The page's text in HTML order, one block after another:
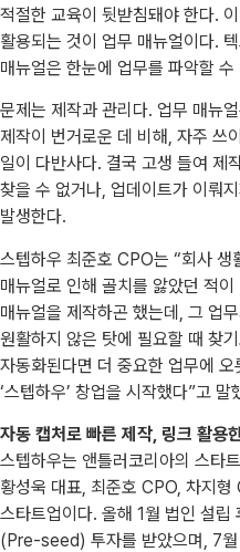
적절한 교육이 뒷받침돼야 한다.
활용되는 것이 업무 매뉴얼이다.
매뉴얼은 한눈에 업무를 파악할 수
문제는 제작과 관리다. 업무 매뉴
제작이 번거로운 데 비해, 자주 쓰
일이 다반사다. 결국 고생 들여 제
찾을 수 없거나, 업데이트가 이뤄
발생한다.
스텝하우 최준호 CPO는 “회사 생
매뉴얼로 인해 골치를 앓았던 적
매뉴얼을 제작하곤 했는데, 그 업
원활하지 않은 탓에 필요할 때 찾
자동화된다면 더 중요한 업무에
‘스텝하우’ 창업을 시작했다”고 말
자동 캡처로 빠른 제작, 링크 활용
스텝하우는 앤틀러코리아의 스타
황성욱 대표, 최준호 CPO, 차지
스타트업이다. 올해 1월 법인 설립
(Pre-seed) 투자를 받았으며, 7월